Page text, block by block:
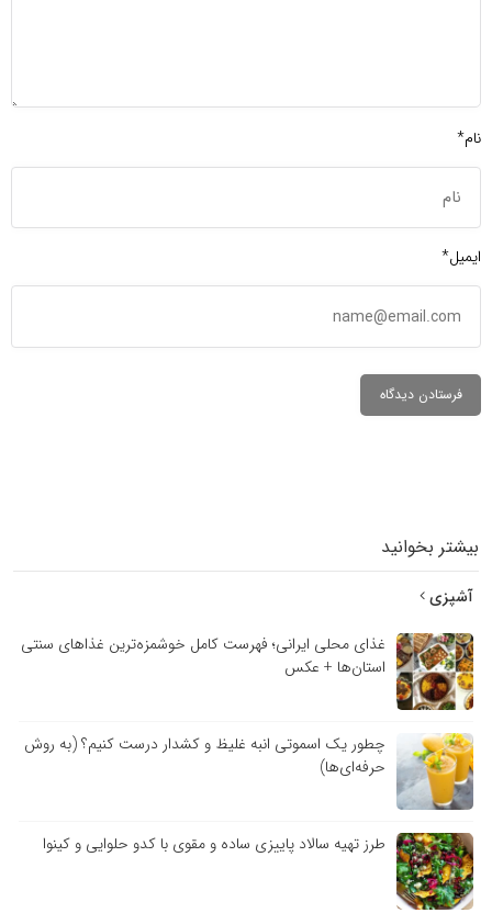
نام*
ایمیل*
بیشتر بخوانید
آشپزی
غذای محلی ایرانی؛ فهرست کامل خوشمزه‌ترین غذاهای سنتی
استان‌ها + عکس
چطور یک اسموتی انبه غلیظ و کشدار درست کنیم؟ (به روش
حرفه‌ای‌ها)
طرز تهیه سالاد پاییزی ساده و مقوی با کدو حلوایی و کینوا